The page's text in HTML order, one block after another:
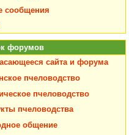
сообщения
форумов
сайта и форума
пчеловодство
пчеловодство
пчеловодства
общение